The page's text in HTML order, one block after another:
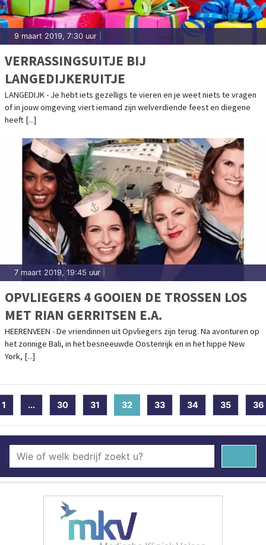
9 maart 2019, 7:30 uur
VERRASSINGSUITJE BIJ
LANGEDIJKERUITJE
LANGEDIJK - Je hebt iets gezelligs te vieren en je weet niets te vragen
of in jouw omgeving viert iemand zijn welverdiende feest en diegene
heeft [...]
7 maart 2019, 19:45 uur
OPVLIEGERS 4 GOOIEN DE TROSSEN LOS
MET RIAN GERRITSEN E.A.
HEERENVEEN - De vriendinnen uit Opvliegers zijn terug. Na avonturen op
het zonnige Bali, in het besneeuwde Oostenrijk en in het hippe New
York, [...]
1 ... 30 31 32 (current)
33 34 35 36